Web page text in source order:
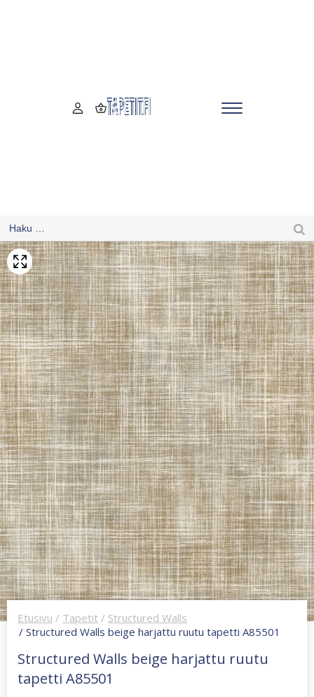
Etusivu / Tapetit / Structured Walls
/ Structured Walls beige harjattu ruutu tapetti A85501
Structured Walls beige harjattu ruutu
tapetti A85501